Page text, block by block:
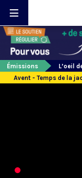
Émissions
L’oeil
Avent - Temps de la